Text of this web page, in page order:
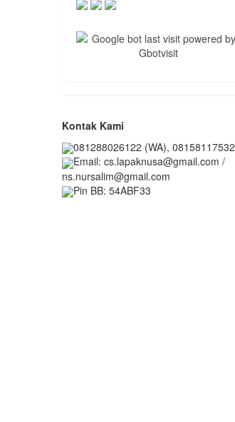
Kontak Kami
081288026122 (WA), 08158117532
Email: cs.lapaknusa@gmail.com /
ns.nursalim@gmail.com
Pin BB: 54ABF33